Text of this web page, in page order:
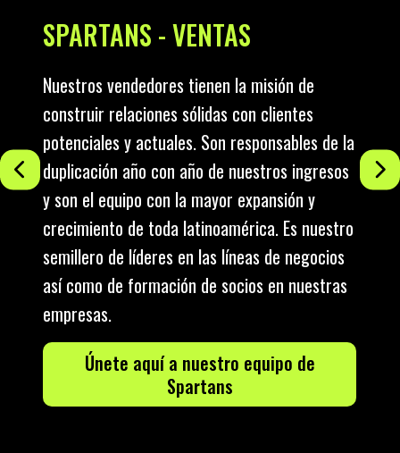
SPARTANS - VENTAS
Nuestros vendedores tienen la misión de
construir relaciones sólidas con clientes
potenciales y actuales. Son responsables de la
duplicación año con año de nuestros ingresos
y son el equipo con la mayor expansión y
crecimiento de toda latinoamérica. Es nuestro
semillero de líderes en las líneas de negocios
así como de formación de socios en nuestras
empresas.
Únete aquí a nuestro equipo de
Spartans